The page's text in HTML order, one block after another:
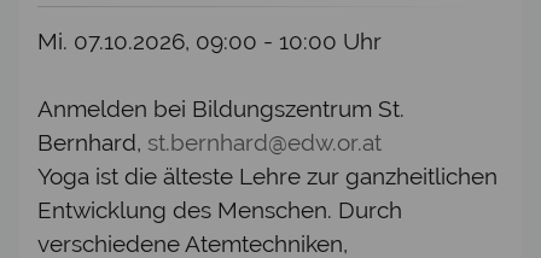
Mi. 07.10.2026, 09:00 - 10:00 Uhr
Anmelden bei Bildungszentrum St.
Bernhard, st.bernhard@edw.or.at
Yoga ist die älteste Lehre zur ganzheitlichen
Entwicklung des Menschen. Durch
verschiedene Atemtechniken,